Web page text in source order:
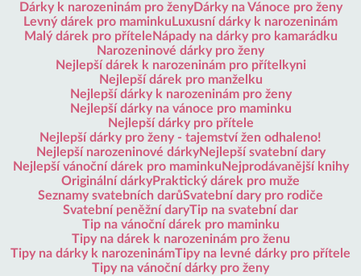
Dárky k narozeninám pro ženyDárky na Vánoce pro ženy
Levný dárek pro maminku Luxusní dárky k narozeninám
Malý dárek pro přítele Nápady na dárky pro kamarádku
Narozeninové dárky pro ženy
Nejlepší dárek k narozeninám pro přítelkyni
Nejlepší dárek pro manželku
Nejlepší dárky k narozeninám pro ženy
Nejlepší dárky na vánoce pro maminku
Nejlepší dárky pro přítele
Nejlepší dárky pro ženy - tajemství žen odhaleno!
Nejlepší narozeninové dárkyNejlepší svatební dary
Nejlepší vánoční dárek pro maminku Nejprodávanější knihy
Originální dárkyPraktický dárek pro muže
Seznamy svatebních darůSvatební dary pro rodiče
Svatební peněžní daryTip na svatební dar
Tip na vánoční dárek pro maminku
Tipy na dárek k narozeninám pro ženu
Tipy na dárky k narozeninámTipy na levné dárky pro přítele
Tipy na vánoční dárky pro ženy